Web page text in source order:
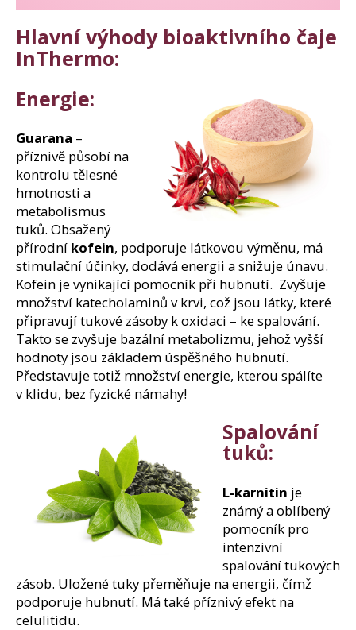
Hlavní výhody bioaktivního čaje
InThermo:
Energie:
Guarana –
příznivě působí na
kontrolu tělesné
hmotnosti a
metabolismus
tuků. Obsažený
přírodní kofein, podporuje látkovou výměnu, má
stimulační účinky, dodává energii a snižuje únavu.
Kofein je vynikající pomocník při hubnutí. Zvyšuje
množství katecholaminů v krvi, což jsou látky, které
připravují tukové zásoby k oxidaci – ke spalování.
Takto se zvyšuje bazální metabolizmu, jehož vyšší
hodnoty jsou základem úspěšného hubnutí.
Představuje totiž množství energie, kterou spálíte
v klidu, bez fyzické námahy!
Spalování
tuků:
L-karnitin je
známý a oblíbený
pomocník pro
intenzivní
spalování tukových
zásob. Uložené tuky přeměňuje na energii, čímž
podporuje hubnutí. Má také příznivý efekt na
celulitidu.
D
o
o
u
č
u
j
e
m
e
SÓJOVÝ
PROTEIN
IZOLÁT
90%
BEZ
OCHUCENÍ
800G
149